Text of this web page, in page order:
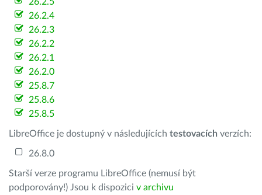
26.2.4
26.2.3
26.2.2
26.2.1
26.2.0
25.8.7
25.8.6
25.8.5
LibreOffice je dostupný v následujících testovacích verzích:
26.8.0
Starší verze programu LibreOffice (nemusí být
podporovány!) Jsou k dispozici v archivu